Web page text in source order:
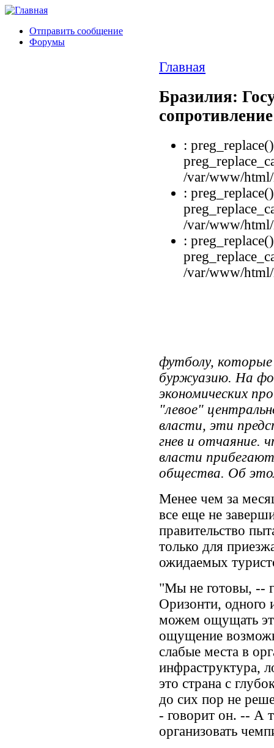
Отправить сообщение
Форумы
Главная
Бразилия:
:
/var/www/
:
/var/www/
:
/var/www/
футболу,
буржуазию. На
экономических
"левое"
власти, эти
гнев и отчаяние.
власти
общества. Об
Менее чем за
все еще не
правительство
только для
ожидаемых
"Мы не готовы, --
Оризонти, одного
можем ощущать
ощущение
слабые места в
инфраструктура,
это страна с
до сих пор не
- говорит он. -- А
организовать